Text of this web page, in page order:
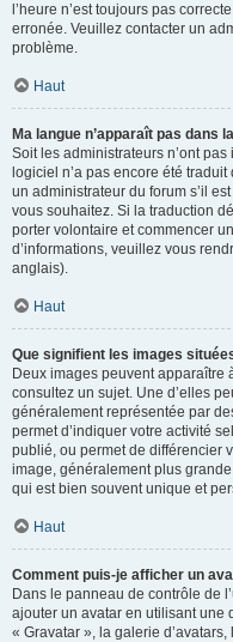
l’heure n’est toujours pas
erronée. Veuillez contacter un
problème.
Haut
Ma langue n’apparaît pas dans
Soit les administrateurs n’ont
logiciel n’a pas encore été
un administrateur du forum s’il
vous souhaitez. Si la traduction
porter volontaire et commencer
d’informations, veuillez vous
anglais).
Haut
Que signifient les images
Deux images peuvent apparaître
consultez un sujet. Une d’elles
généralement représentée par
permet d’indiquer votre activité
publié, ou permet de différencier
image, généralement plus
qui est bien souvent unique et
Haut
Comment puis-je afficher un
Dans le panneau de contrôle de
ajouter un avatar en utilisant une
« Gravatar », la galerie